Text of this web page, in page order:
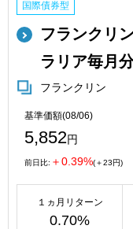
国際債券型
フランクリ
ラリア毎月
フランクリン
基準価額(08/06)
5,852円
前日比: ＋0.39%(＋23円)
１ヵ月リターン
0.70%